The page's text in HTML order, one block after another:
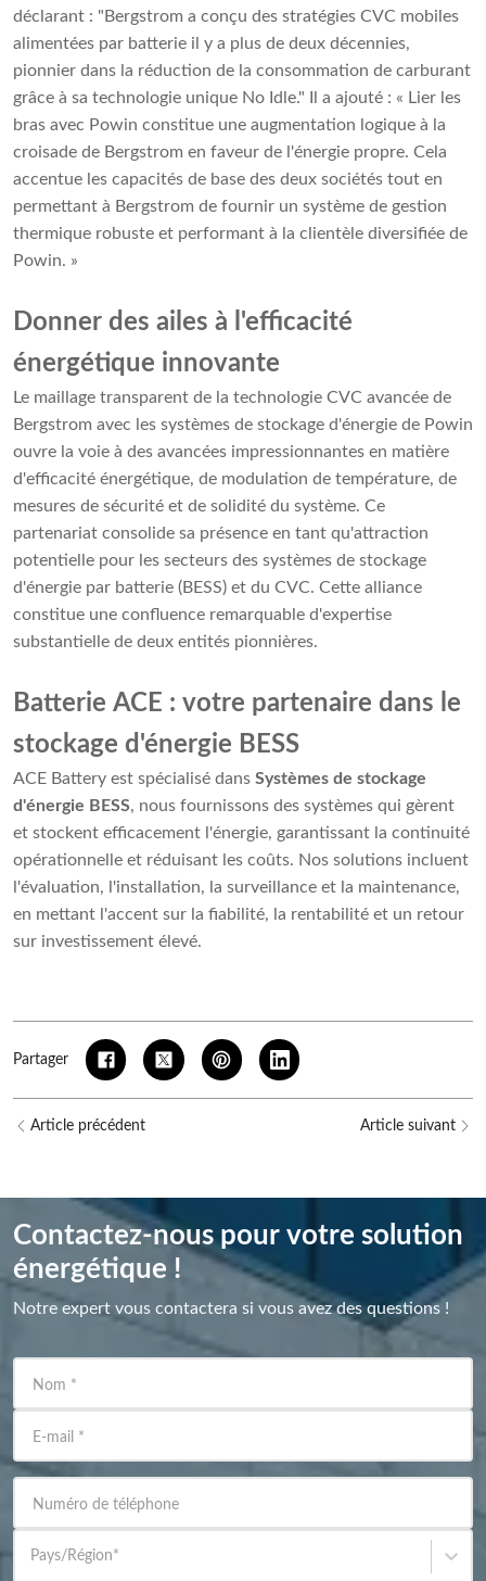
déclarant : "Bergstrom a conçu des stratégies CVC mobiles
alimentées par batterie il y a plus de deux décennies,
pionnier dans la réduction de la consommation de carburant
grâce à sa technologie unique No Idle." Il a ajouté : « Lier les
bras avec Powin constitue une augmentation logique à la
croisade de Bergstrom en faveur de l'énergie propre. Cela
accentue les capacités de base des deux sociétés tout en
permettant à Bergstrom de fournir un système de gestion
thermique robuste et performant à la clientèle diversifiée de
Powin. »
Donner des ailes à l'efficacité
énergétique innovante
Le maillage transparent de la technologie CVC avancée de
Bergstrom avec les systèmes de stockage d'énergie de Powin
ouvre la voie à des avancées impressionnantes en matière
d'efficacité énergétique, de modulation de température, de
mesures de sécurité et de solidité du système. Ce
partenariat consolide sa présence en tant qu'attraction
potentielle pour les secteurs des systèmes de stockage
d'énergie par batterie (BESS) et du CVC. Cette alliance
constitue une confluence remarquable d'expertise
substantielle de deux entités pionnières.
Batterie ACE : votre partenaire dans le
stockage d'énergie BESS
ACE Battery est spécialisé dans Systèmes de stockage
d'énergie BESS, nous fournissons des systèmes qui gèrent
et stockent efficacement l'énergie, garantissant la continuité
opérationnelle et réduisant les coûts. Nos solutions incluent
l'évaluation, l'installation, la surveillance et la maintenance,
en mettant l'accent sur la fiabilité, la rentabilité et un retour
sur investissement élevé.
Partager
Article précédent Article suivant
Contactez-nous pour votre solution
énergétique !
Notre expert vous contactera si vous avez des questions !
Nom *
E-mail *
Numéro de téléphone
Pays/Région*